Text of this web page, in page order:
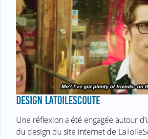
DESIGN LATOILESCOUTE
Une réflexion a été engagée autour
du design du site internet de